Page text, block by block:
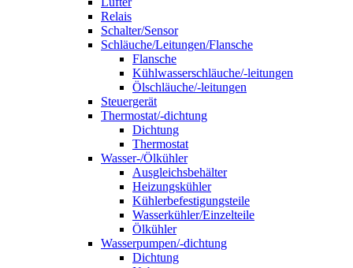
Relais
Schalter/Sensor
Schläuche/Leitungen/Flansche
Flansche
Kühlwasserschläuche/-leitungen
Ölschläuche/-leitungen
Steuergerät
Thermostat/-dichtung
Dichtung
Thermostat
Wasser-/Ölkühler
Ausgleichsbehälter
Heizungskühler
Kühlerbefestigungsteile
Wasserkühler/Einzelteile
Ölkühler
Wasserpumpen/-dichtung
Dichtung